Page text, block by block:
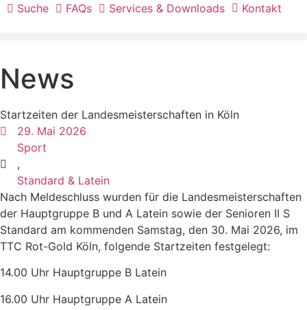
Suche FAQs Services & Downloads Kontakt
News
Startzeiten der Landesmeisterschaften in Köln
29. Mai 2026
Sport
,
Standard & Latein
Nach Meldeschluss wurden für die Landesmeisterschaften
der Hauptgruppe B und A Latein sowie der Senioren II S
Standard am kommenden Samstag, den 30. Mai 2026, im
TTC Rot-Gold Köln, folgende Startzeiten festgelegt:
14.00 Uhr Hauptgruppe B Latein
16.00 Uhr Hauptgruppe A Latein